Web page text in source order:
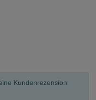
Kundenrezension